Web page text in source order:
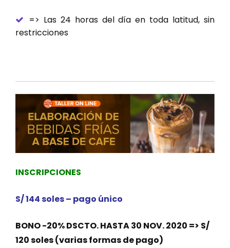
=> Las 24 horas del día en toda latitud, sin
restricciones
INSCRIPCIONES
S/ 144 soles – pago único
BONO -20% DSCTO. HASTA 30 NOV. 2020 => S/
120 soles (varias formas de pago)